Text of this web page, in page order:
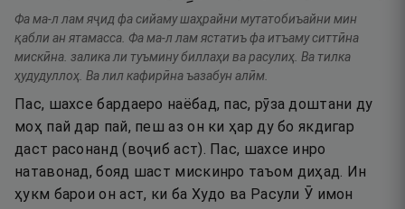
Фа ма-л лам яҷид фа сийаму шаҳрайни мутатобиъайни мин
қабли ан ятамасса. Фа ма-л лам ястатиъ фа итъаму ситтӣна
мискӣна. залика ли туъмину биллаҳи ва расулиҳ. Ва тилка
ҳудудуллоҳ. Ва лил кафирӣна ъазабун алӣм.
Пас, шахсе бардаеро наёбад, пас, рӯза доштани ду
моҳ пай дар пай, пеш аз он ки ҳар ду бо якдигар
даст расонанд (воҷиб аст). Пас, шахсе инро
натавонад, бояд шаст мискинро таъом диҳад. Ин
ҳукм барои он аст, ки ба Худо ва Расули Ӯ имон